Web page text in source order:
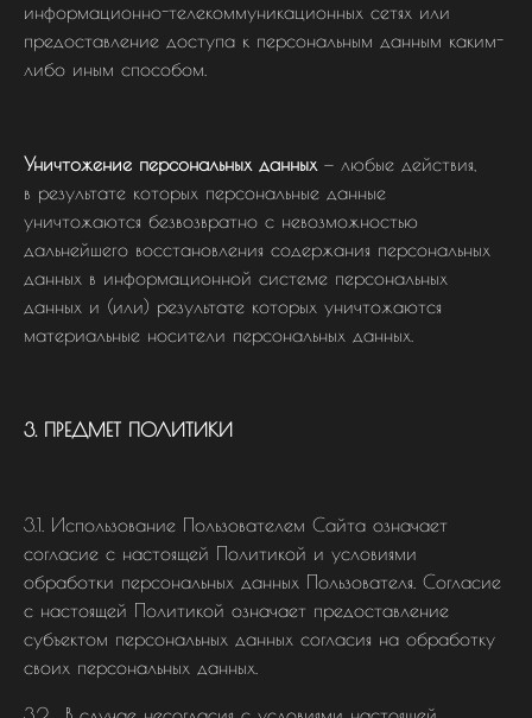
информационно-телекоммуникационных сетях или
предоставление доступа к персональным данным каким-
либо иным способом.
Уничтожение персональных данных — любые действия,
в результате которых персональные данные
уничтожаются безвозвратно с невозможностью
дальнейшего восстановления содержания персональных
данных в информационной системе персональных
данных и (или) результате которых уничтожаются
материальные носители персональных данных.
3. ПРЕДМЕТ ПОЛИТИКИ
3.1. Использование Пользователем Сайта означает
согласие с настоящей Политикой и условиями
обработки персональных данных Пользователя. Согласие
с настоящей Политикой означает предоставление
субъектом персональных данных согласия на обработку
своих персональных данных.